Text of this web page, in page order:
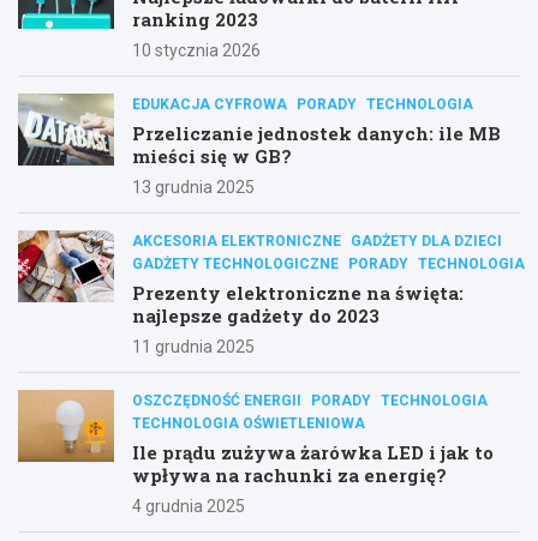
ranking 2023
10 stycznia 2026
EDUKACJA CYFROWA PORADY TECHNOLOGIA
Przeliczanie jednostek danych: ile MB
mieści się w GB?
13 grudnia 2025
AKCESORIA ELEKTRONICZNE
GADŻETY DLA DZIECI
GADŻETY TECHNOLOGICZNE
PORADY TECHNOLOGIA
Prezenty elektroniczne na święta:
najlepsze gadżety do 2023
11 grudnia 2025
OSZCZĘDNOŚĆ ENERGII PORADY TECHNOLOGIA
TECHNOLOGIA OŚWIETLENIOWA
Ile prądu zużywa żarówka LED i jak to
wpływa na rachunki za energię?
4 grudnia 2025